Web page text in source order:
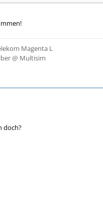
Magenta L
@ Multisim
doch?